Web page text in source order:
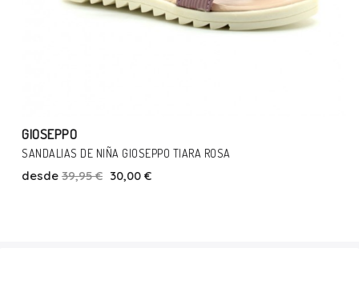
GIOSEPPO
SANDALIAS DE NIÑA GIOSEPPO TIARA ROSA
desde 39,95 € 30,00 €